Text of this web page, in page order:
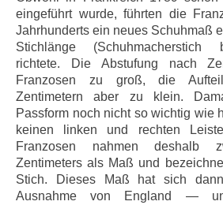
eingeführt wurde, führten die
Jahrhunderts ein neues Schuhmaß
Stichlänge (Schuhmacherstich
richtete. Die Abstufung nach
Franzosen zu groß, die
Zentimetern aber zu klein.
Passform noch nicht so wichtig wie
keinen linken und rechten
Franzosen nahmen deshalb
Zentimeters als Maß und
Stich. Dieses Maß hat sich
Ausnahme von England —